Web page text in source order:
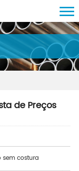
de Preços
sem costura